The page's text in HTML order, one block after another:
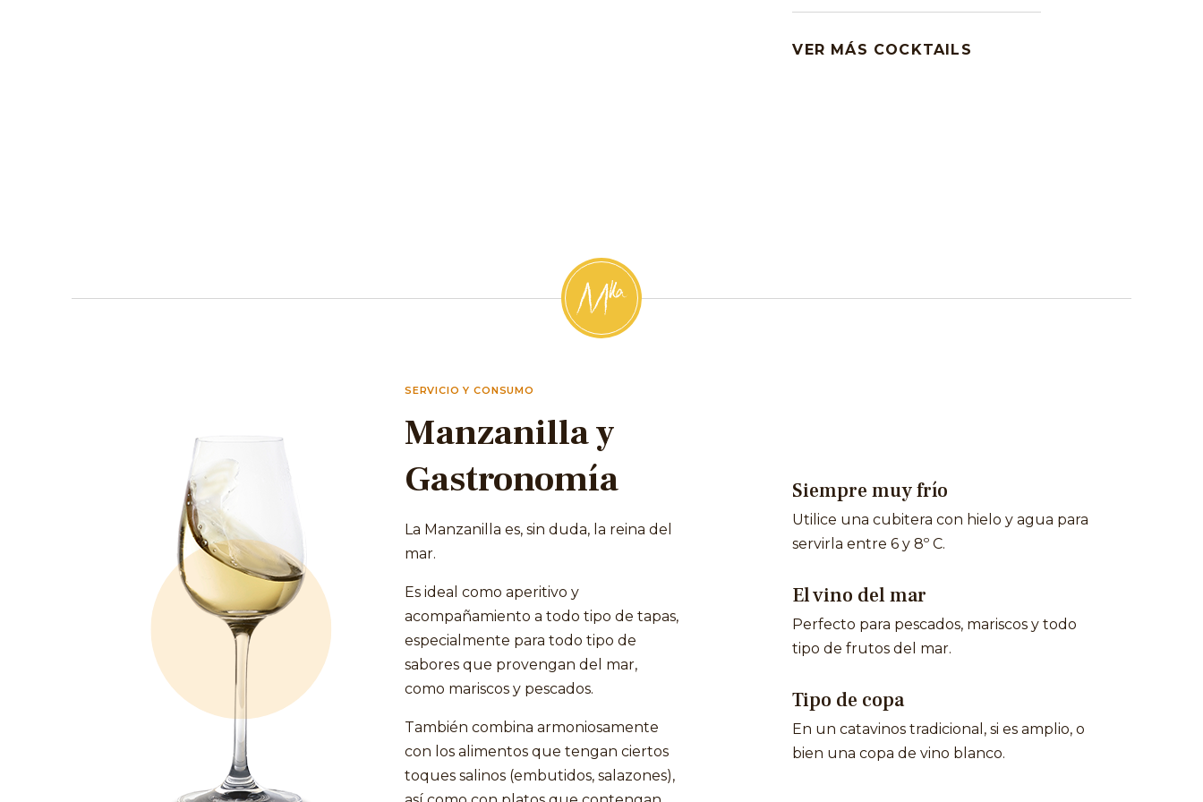
VER MÁS COCKTAILS
SERVICIO Y CONSUMO
Manzanilla y
Gastronomía
La Manzanilla es, sin duda, la reina del
mar.
Es ideal como aperitivo y
acompañamiento a todo tipo de tapas,
especialmente para todo tipo de
sabores que provengan del mar,
como mariscos y pescados.
También combina armoniosamente
con los alimentos que tengan ciertos
toques salinos (embutidos, salazones),
Siempre muy frío
Utilice una cubitera con hielo y agua para
servirla entre 6 y 8º C.
El vino del mar
Perfecto para pescados, mariscos y todo
tipo de frutos del mar.
Tipo de copa
En un catavinos tradicional, si es amplio, o
bien una copa de vino blanco.